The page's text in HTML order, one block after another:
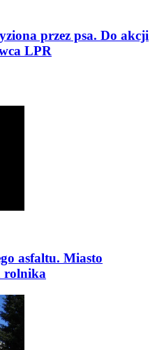
przez psa. Do akcji
LPR
asfaltu. Miasto
rolnika